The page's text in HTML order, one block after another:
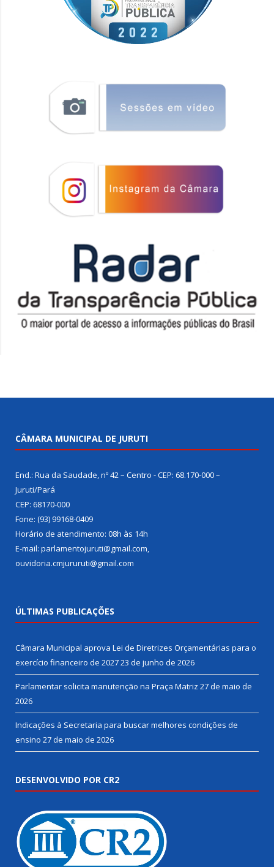
CÂMARA MUNICIPAL DE JURUTI
End.: Rua da Saudade, nº 42 – Centro - CEP: 68.170-000 –
Juruti/Pará
CEP: 68170-000
Fone: (93) 99168-0409
Horário de atendimento: 08h às 14h
E-mail: parlamentojuruti@gmail.com,
ouvidoria.cmjururuti@gmail.com
ÚLTIMAS PUBLICAÇÕES
Câmara Municipal aprova Lei de Diretrizes Orçamentárias para o
exercício financeiro de 202723 de junho de 2026
Parlamentar solicita manutenção na Praça Matriz 27 de maio de
2026
Indicações à Secretaria para buscar melhores condições de
ensino 27 de maio de 2026
DESENVOLVIDO POR CR2